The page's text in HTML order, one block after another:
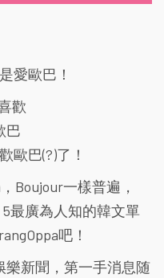
愛歐巴！
歡
巴
歐巴(?)了！
Boujour一樣普遍，
5最廣為人知的韓文單
吧！
樂新聞，第一手消息随